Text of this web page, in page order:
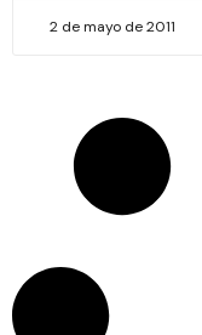
2 de mayo de 2011